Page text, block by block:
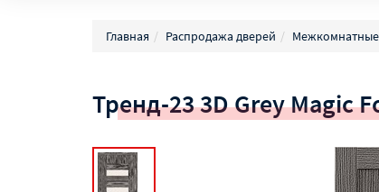
Главная Распродажа дверей
Тренд-23 3D Grey Magic